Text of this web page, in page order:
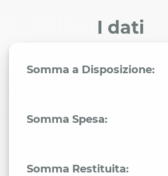
I dati
Somma a Disposizione:
Somma Spesa:
Somma Restituita: